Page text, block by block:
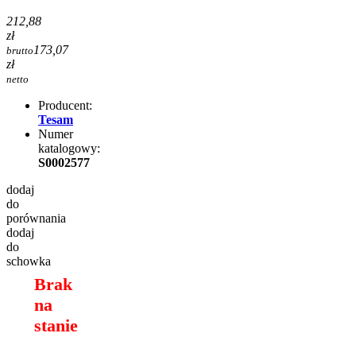
212,88
zł
brutto173,07
zł
netto
Producent:
Tesam
Numer
katalogowy:
S0002577
dodaj
do
porównania
dodaj
do
schowka
Brak
na
stanie